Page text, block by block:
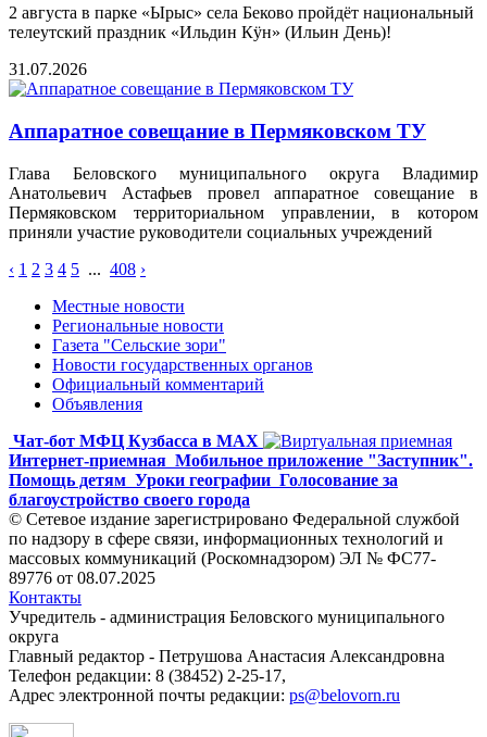
2 августа в парке «Ырыс» села Беково пройдёт национальный
телеутский праздник «Ильдин Кӱн» (Ильин День)!
31.07.2026
Аппаратное совещание в Пермяковском ТУ
Глава Беловского муниципального округа Владимир
Анатольевич Астафьев провел аппаратное совещание в
Пермяковском территориальном управлении, в котором
приняли участие руководители социальных учреждений
‹ 1 2 3 4 5 ... 408 ›
Местные новости
Региональные новости
Газета "Сельские зори"
Новости государственных органов
Официальный комментарий
Объявления
Чат-бот МФЦ Кузбасса в MAX
Интернет-приемная Мобильное приложение "Заступник".
Помощь детям Уроки географии Голосование за
благоустройство своего города
© Сетевое издание зарегистрировано Федеральной службой
по надзору в сфере связи, информационных технологий и
массовых коммуникаций (Роскомнадзором) ЭЛ № ФС77-
89776 от 08.07.2025
Контакты
Учредитель - администрация Беловского муниципального
округа
Главный редактор - Петрушова Анастасия Александровна
Телефон редакции: 8 (38452) 2-25-17,
Адрес электронной почты редакции: ps@belovorn.ru